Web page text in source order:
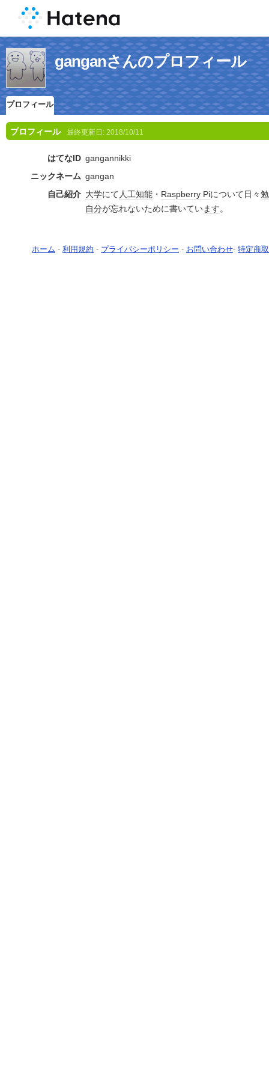
ganganさんのプロフィール
プロフィール
プロフィール 最終更新日: 2018/10/11
はてなID gangannikki
ニックネーム gangan
自己紹介 大学にて人工知能 ・ Raspberry Piについて日々
自分が忘れないために書いています。
ホーム - 利用規約 - プライバシーポリシー - お問い合わせ- 特定商